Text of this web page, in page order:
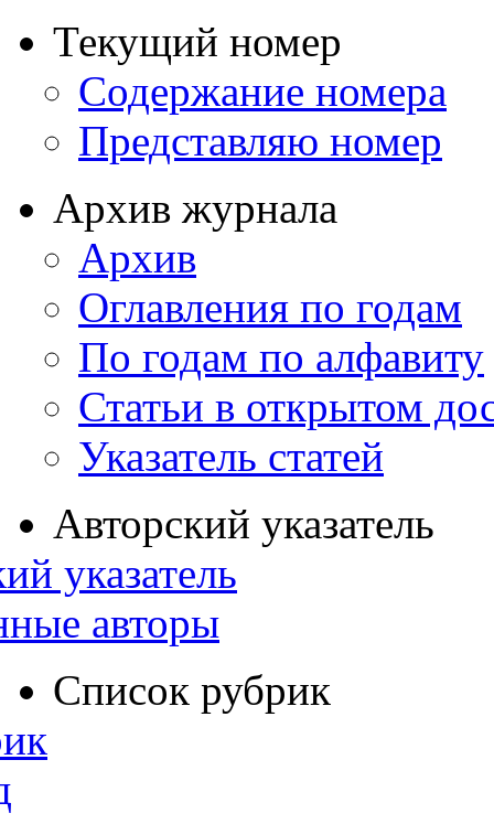
Текущий номер
Содержание номера
Представляю номер
Архив журнала
Архив
Оглавления по годам
По годам по алфавиту
Статьи в открытом
Указатель статей
Авторский указатель
указатель
авторы
Список рубрик